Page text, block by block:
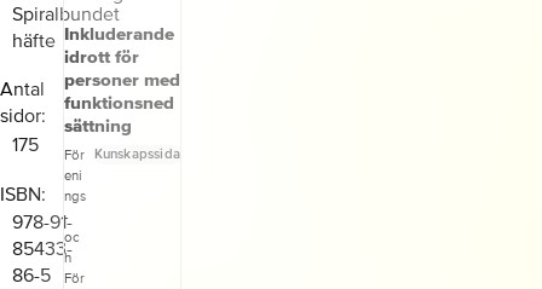
Spiralbundet
häfte
Antal
sidor
175
ISBN
978-91-
85433-
86-5
Inkluderande
idrott för
personer med
funktionsned
sättning
För
eni
ngs
-
oc
h
För
Kunskapssida